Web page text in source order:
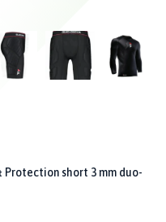
short 3 mm duo-